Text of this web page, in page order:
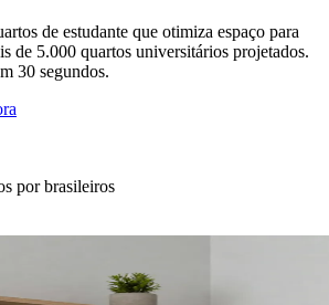
de estudante que otimiza espaço para
de 5.000 quartos universitários projetados.
30 segundos.
por brasileiros